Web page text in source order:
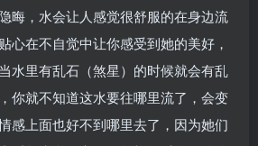
晦，水会让人感觉很舒服的在身边流
心在不自觉中让你感受到她的美好，
水里有乱石（煞星）的时候就会有乱
你就不知道这水要往哪里流了，会变
感上面也好不到哪里去了，因为她们